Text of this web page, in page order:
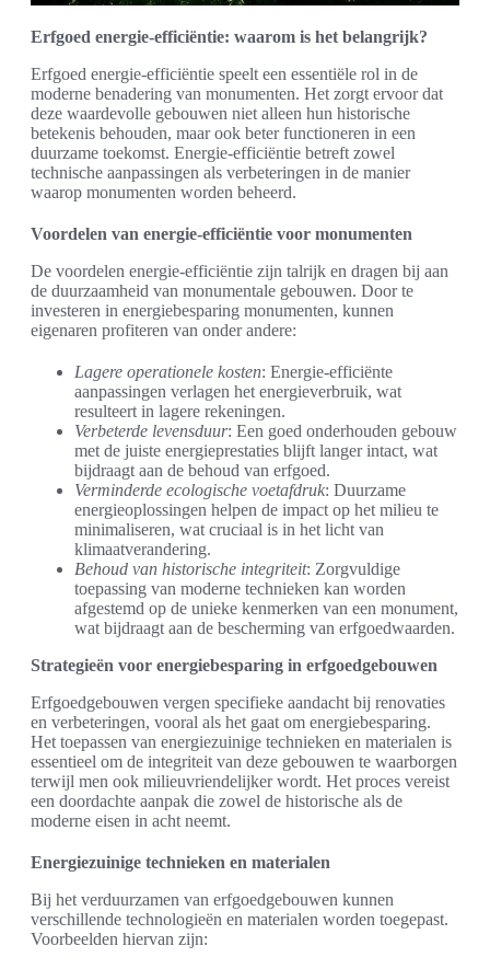
Erfgoed energie-efficiëntie: waarom is het belangrijk?
Erfgoed energie-efficiëntie speelt een essentiële rol in de
moderne benadering van monumenten. Het zorgt ervoor dat
deze waardevolle gebouwen niet alleen hun historische
betekenis behouden, maar ook beter functioneren in een
duurzame toekomst. Energie-efficiëntie betreft zowel
technische aanpassingen als verbeteringen in de manier
waarop monumenten worden beheerd.
Voordelen van energie-efficiëntie voor monumenten
De voordelen energie-efficiëntie zijn talrijk en dragen bij aan
de duurzaamheid van monumentale gebouwen. Door te
investeren in energiebesparing monumenten, kunnen
eigenaren profiteren van onder andere:
Lagere operationele kosten: Energie-efficiënte
aanpassingen verlagen het energieverbruik, wat
resulteert in lagere rekeningen.
Verbeterde levensduur: Een goed onderhouden gebouw
met de juiste energieprestaties blijft langer intact, wat
bijdraagt aan de behoud van erfgoed.
Verminderde ecologische voetafdruk: Duurzame
energieoplossingen helpen de impact op het milieu te
minimaliseren, wat cruciaal is in het licht van
klimaatverandering.
Behoud van historische integriteit: Zorgvuldige
toepassing van moderne technieken kan worden
afgestemd op de unieke kenmerken van een monument,
wat bijdraagt aan de bescherming van erfgoedwaarden.
Strategieën voor energiebesparing in erfgoedgebouwen
Erfgoedgebouwen vergen specifieke aandacht bij renovaties
en verbeteringen, vooral als het gaat om energiebesparing.
Het toepassen van energiezuinige technieken en materialen is
essentieel om de integriteit van deze gebouwen te waarborgen
terwijl men ook milieuvriendelijker wordt. Het proces vereist
een doordachte aanpak die zowel de historische als de
moderne eisen in acht neemt.
Energiezuinige technieken en materialen
Bij het verduurzamen van erfgoedgebouwen kunnen
verschillende technologieën en materialen worden toegepast.
Voorbeelden hiervan zijn: